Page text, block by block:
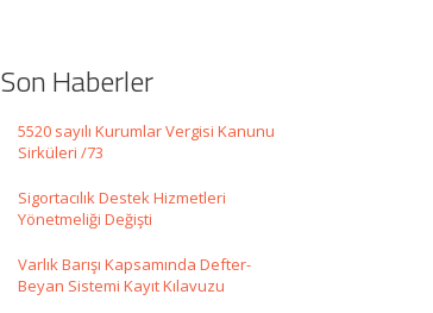
Son Haberler
5520 sayılı Kurumlar Vergisi Kanunu
Sirküleri /73
Sigortacılık Destek Hizmetleri
Yönetmeliği Değişti
Varlık Barışı Kapsamında Defter-
Beyan Sistemi Kayıt Kılavuzu